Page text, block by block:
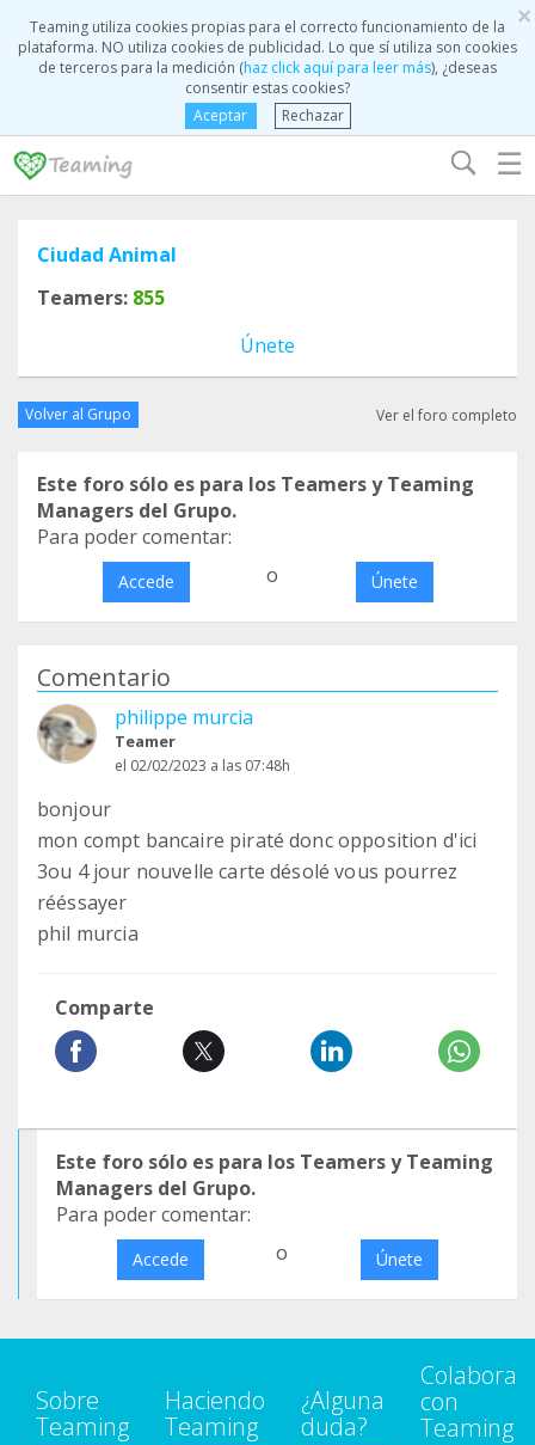
×
Teaming utiliza cookies propias para el correcto funcionamiento de la
plataforma. NO utiliza cookies de publicidad. Lo que sí utiliza son cookies
de terceros para la medición (haz click aquí para leer más), ¿deseas
consentir estas cookies?
Aceptar
Rechazar
☰
Ciudad Animal
Teamers: 855
Únete
Volver al Grupo Ver el foro completo
Este foro sólo es para los Teamers y Teaming
Managers del Grupo.
Para poder comentar:
Accede o Únete
Comentario
philippe murcia
Teamer
el 02/02/2023 a las 07:48h
bonjour
mon compt bancaire piraté donc opposition d'ici
3ou 4 jour nouvelle carte désolé vous pourrez
rééssayer
phil murcia
Comparte
Este foro sólo es para los Teamers y Teaming
Managers del Grupo.
Para poder comentar:
Accede o Únete
Sobre
Teaming
Haciendo
Teaming
¿Alguna
duda?
Colabora
con
Teaming